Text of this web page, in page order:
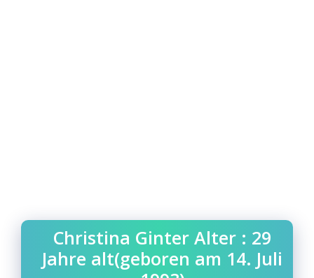
Christina Ginter Alter : 29
Jahre alt(geboren am 14. Juli